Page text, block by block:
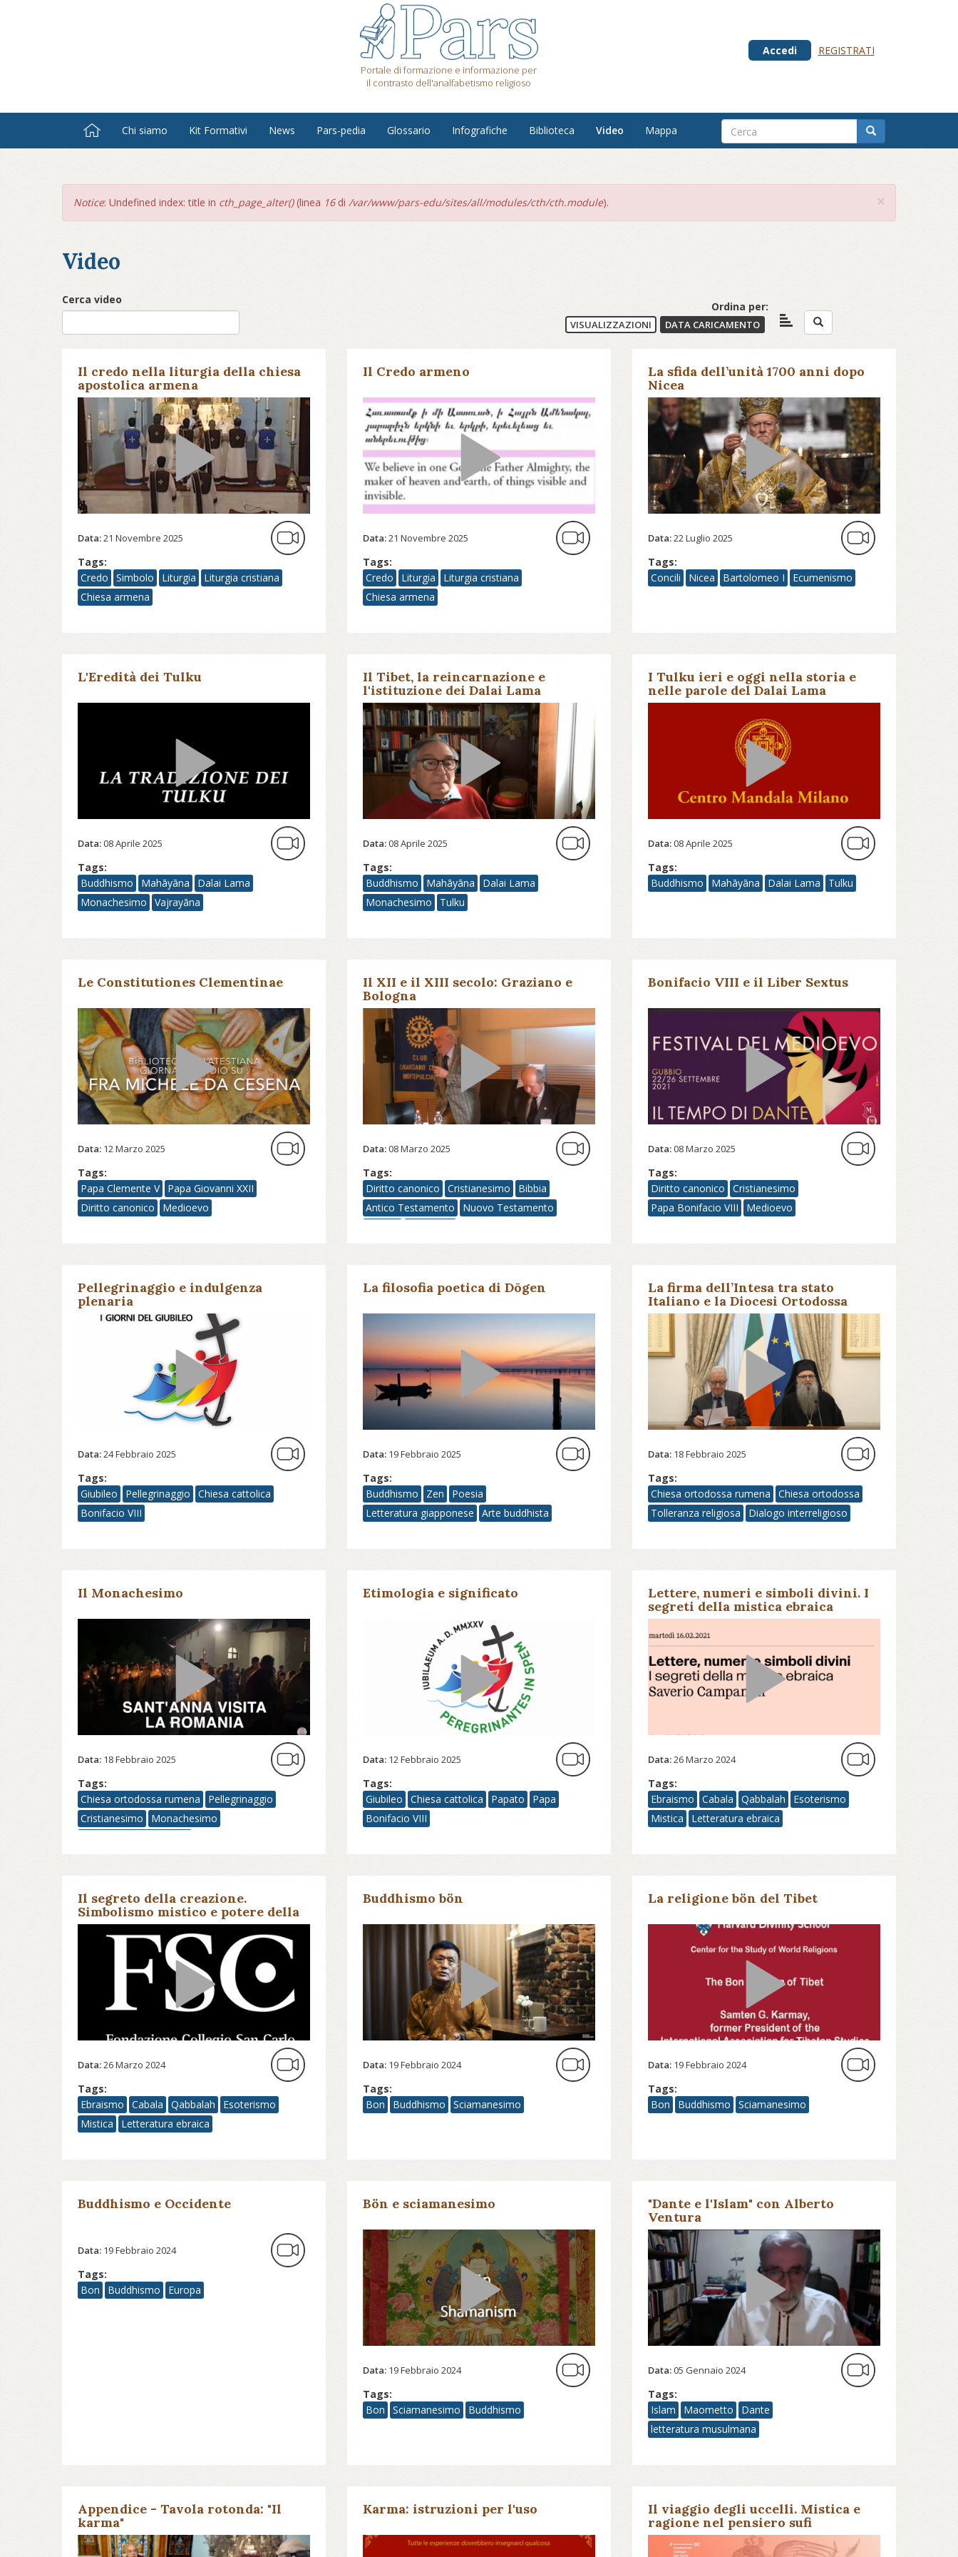
Portale di formazione e informazione per
il contrasto dell'analfabetismo religioso
Accedi REGISTRATI
Chi siamo Kit Formativi News Pars-pedia Glossario Infografiche Biblioteca Video Mappa
×
Messaggio
Notice: Undefined index: title in cth_page_alter()(linea 16di /var/www/pars-edu/sites/all/modules/cth/cth.module).
Video
Cerca video
Ordina per:
VISUALIZZAZIONI DATA CARICAMENTO
Il credo nella liturgia della chiesa
apostolica armena
Data:21 Novembre 2025
Tags:
Credo
Simbolo Liturgia
Liturgia cristiana
Chiesa armena
Il Credo armeno
Data:21 Novembre 2025
Tags:
Credo
Liturgia
Liturgia cristiana
Chiesa armena
La sfida dell’unità 1700 anni dopo
Nicea
Data:22 Luglio 2025
Tags:
Concili
Nicea Bartolomeo I Ecumenismo
L'Eredità dei Tulku
Data:08 Aprile 2025
Tags:
Buddhismo
Mahāyāna
Dalai Lama
Monachesimo
Vajrayāna
Il Tibet, la reincarnazione e
l'istituzione dei Dalai Lama
Data:08 Aprile 2025
Tags:
Buddhismo
Mahāyāna
Dalai Lama
Monachesimo
Tulku
I Tulku ieri e oggi nella storia e
nelle parole del Dalai Lama
Data:08 Aprile 2025
Tags:
Buddhismo
Mahāyāna Dalai Lama Tulku
Le Constitutiones Clementinae
Data: 12 Marzo 2025
Tags:
Papa Clemente V
Papa Giovanni XXII
Diritto canonico
Medioevo
Il XII e il XIII secolo: Graziano e
Bologna
Data:08 Marzo 2025
Tags:
Diritto canonico
Cristianesimo
Bibbia
Antico Testamento
Nuovo Testamento
Bonifacio VIII e il Liber Sextus
Data:08 Marzo 2025
Tags:
Diritto canonico
Cristianesimo
Papa Bonifacio VIII
Medioevo
Pellegrinaggio e indulgenza
plenaria
Data:24 Febbraio 2025
Tags:
Giubileo
Pellegrinaggio
Chiesa cattolica
Bonifacio VIII
La filosofia poetica di Dōgen
Data: 19 Febbraio 2025
Tags:
Buddhismo
Zen
Poesia
Letteratura giapponese
Arte buddhista
La firma dell’Intesa tra stato
Italiano e la Diocesi Ortodossa
d’Italia
Data: 18 Febbraio 2025
Tags:
Chiesa ortodossa rumena
Chiesa ortodossa
Tolleranza religiosa
Dialogo interreligioso
Il Monachesimo
Data: 18 Febbraio 2025
Tags:
Chiesa ortodossa rumena
Pellegrinaggio
Cristianesimo
Monachesimo
Etimologia e significato
Data: 12 Febbraio 2025
Tags:
Giubileo
Chiesa cattolica Papato
Papa
Bonifacio VIII
Lettere, numeri e simboli divini. I
segreti della mistica ebraica
Data:26 Marzo 2024
Tags:
Ebraismo
Cabala Qabbalah
Esoterismo
Mistica
Letteratura ebraica
Il segreto della creazione.
Simbolismo mistico e potere della
parola nella Qabbalah
Data:26 Marzo 2024
Tags:
Ebraismo
Cabala Qabbalah
Esoterismo
Mistica
Letteratura ebraica
Buddhismo bön
Data: 19 Febbraio 2024
Tags:
Bon
Buddhismo Sciamanesimo
La religione bön del Tibet
Data: 19 Febbraio 2024
Tags:
Bon
Buddhismo Sciamanesimo
Buddhismo e Occidente
Data: 19 Febbraio 2024
Tags:
Bon
Buddhismo Europa
Bön e sciamanesimo
Data: 19 Febbraio 2024
Tags:
Bon
Sciamanesimo Buddhismo
"Dante e l'Islam" con Alberto
Ventura
Data:05 Gennaio 2024
Tags:
Islam
Maometto
Dante
letteratura musulmana
Appendice - Tavola rotonda: "Il
karma"
Karma: istruzioni per l'uso
Il viaggio degli uccelli. Mistica e
ragione nel pensiero sufi